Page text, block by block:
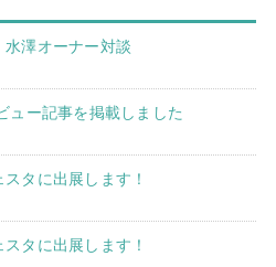
澤オーナー対談
ュー記事を掲載しました
タに出展します！
タに出展します！